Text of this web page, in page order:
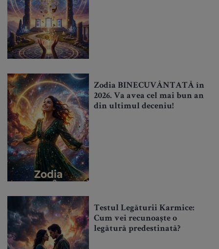
Zodia BINECUVÂNTATĂ în
2026. Va avea cel mai bun an
din ultimul deceniu!
Testul Legăturii Karmice:
Cum vei recunoaște o
legătură predestinată?